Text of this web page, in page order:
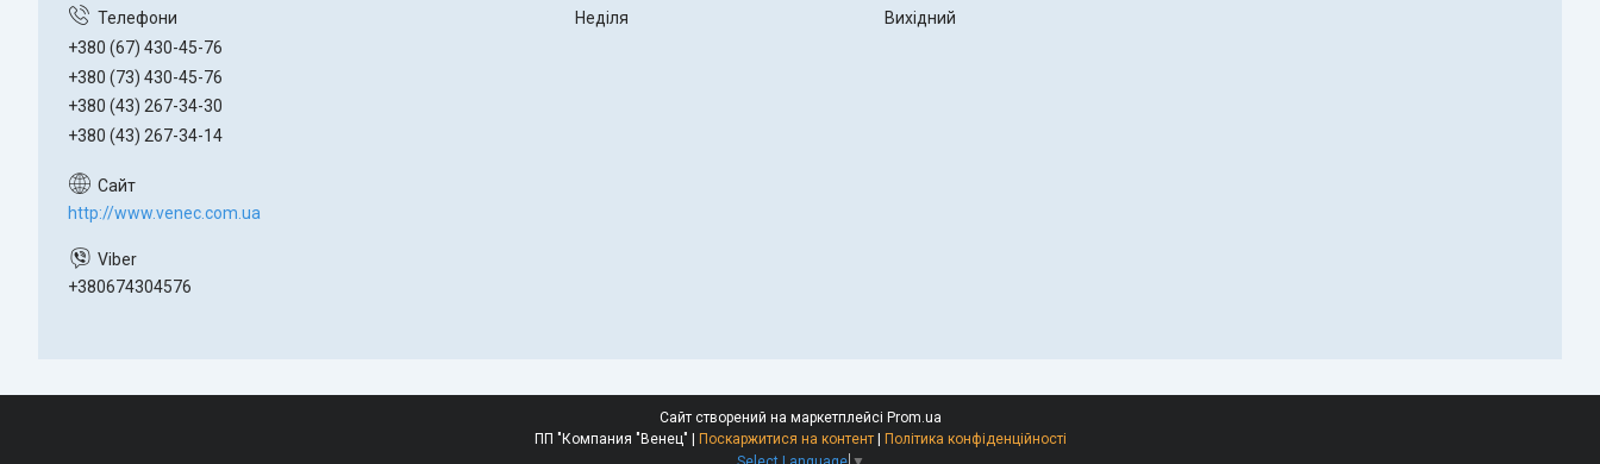
+380 (67) 430-45-76
+380 (73) 430-45-76
+380 (43) 267-34-30
+380 (43) 267-34-14
http://www.venec.com.ua
+380674304576
Неділя
Вихідний
Сайт створений на маркетплейсі Prom.ua
Поскаржитися на контент
Політика конфіденційності